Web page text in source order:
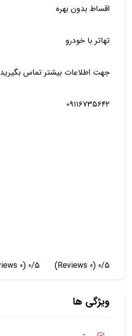
اقساط بدون بهره
تهاتر با خودرو
جهت اطلاعات بیشتر تماس بگیرید
۰۹۱۱۶۷۳۵۶۴۲
0/5
(0 Reviews)
0/5
(0 Reviews)
ویژگی ها